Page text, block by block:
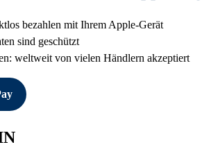
bezahlen mit Ihrem Apple-Gerät
sind geschützt
weltweit von vielen Händlern akzeptiert